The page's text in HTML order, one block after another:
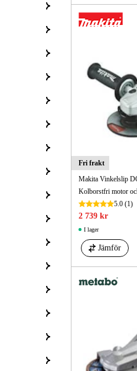
Fri frakt
Makita Vinkelslip
Kolborstfri motor
5.0(1)
2 739 kr
I lager
Jämför